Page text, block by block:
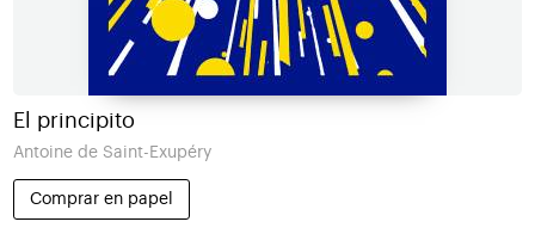
El principito
Antoine de Saint-Exupéry
Comprar en papel